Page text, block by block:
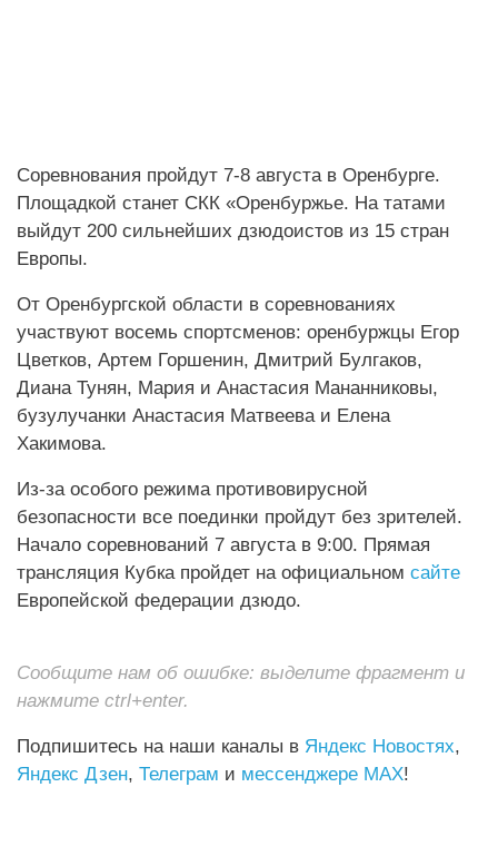
Соревнования пройдут 7-8 августа в Оренбурге.
Площадкой станет СКК «Оренбуржье. На татами
выйдут 200 сильнейших дзюдоистов из 15 стран
Европы.
От Оренбургской области в соревнованиях
участвуют восемь спортсменов: оренбуржцы Егор
Цветков, Артем Горшенин, Дмитрий Булгаков,
Диана Тунян, Мария и Анастасия Мананниковы,
бузулучанки Анастасия Матвеева и Елена
Хакимова.
Из-за особого режима противовирусной
безопасности все поединки пройдут без зрителей.
Начало соревнований 7 августа в 9:00. Прямая
трансляция Кубка пройдет на официальном сайте
Европейской федерации дзюдо.
Сообщите нам об ошибке: выделите фрагмент и
нажмите ctrl+enter.
Подпишитесь на наши каналы в Яндекс Новостях,
Яндекс Дзен, Телеграм и мессенджере MAX!